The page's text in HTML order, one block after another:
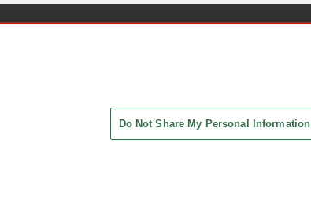
Do Not Share My Personal Information